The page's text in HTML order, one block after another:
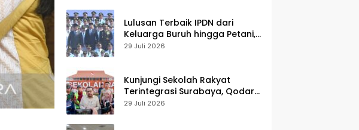
Lulusan Terbaik IPDN dari
Keluarga Buruh hingga Petani,
Prabowo: Membanggakan Hati
29 Juli 2026
Kunjungi Sekolah Rakyat
Terintegrasi Surabaya, Qodari:
Fasilitasnya Setara Sekolah
29 Juli 2026